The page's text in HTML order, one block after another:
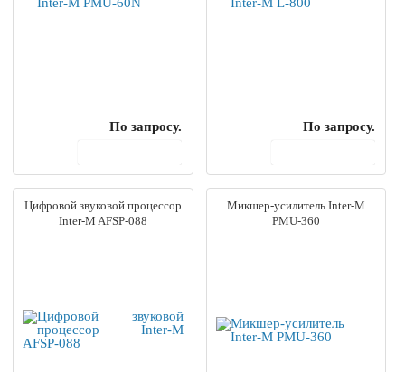
По запросу.
По запросу.
Цифровой звуковой процессор
Inter-M AFSP-088
Микшер-усилитель Inter-M
PMU-360